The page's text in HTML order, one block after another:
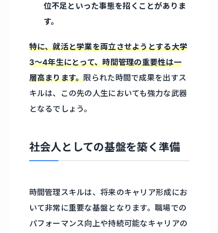
位不足といった事態を招くことがありま
す。
特に、就活と学業を両立させようとする大学
3〜4年生にとって、時間管理の重要性は一
層高まります。限られた時間で成果を出すス
キルは、この先の人生においても強力な武器
となるでしょう。
社会人としての基盤を築く準備
時間管理スキルは、将来のキャリア形成にお
いて非常に重要な基盤となります。職場での
パフォーマンス向上や持続可能なキャリアの